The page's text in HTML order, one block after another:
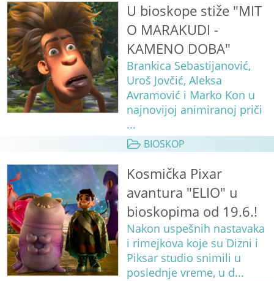
U bioskope stiže "MIT
O MARAKUDI -
KAMENO DOBA"
Brankica Sebastijanović,
Uroš Jovčić, Aleksa
Avramović i Marko Kon u
najnovijoj animiranoj priči
...
BIOSKOP
Kosmička Pixar
avantura "ELIO" u
bioskopima od 19.6.!
Nakon uspešnih nastavaka
i rimejkova koje su Dizni i
Piksar studio snimili u
poslednje vreme, u d...